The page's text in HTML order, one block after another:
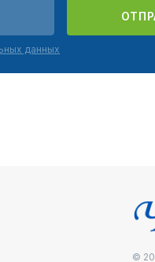
данных
©